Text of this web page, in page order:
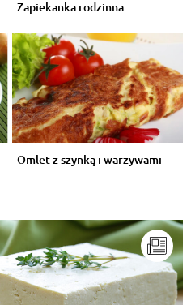
Zapiekanka rodzinna
Omlet z szynką i warzywami